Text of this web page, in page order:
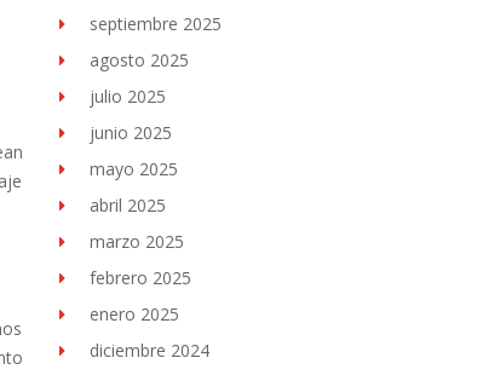
septiembre 2025
agosto 2025
julio 2025
junio 2025
mayo 2025
abril 2025
marzo 2025
febrero 2025
enero 2025
diciembre 2024